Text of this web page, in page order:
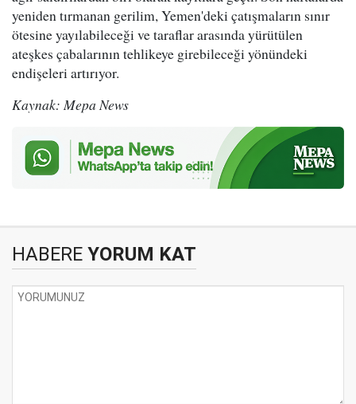
yeniden tırmanan gerilim, Yemen'deki çatışmaların sınır
ötesine yayılabileceği ve taraflar arasında yürütülen
ateşkes çabalarının tehlikeye girebileceği yönündeki
endişeleri artırıyor.
Kaynak: Mepa News
HABERE YORUM KAT